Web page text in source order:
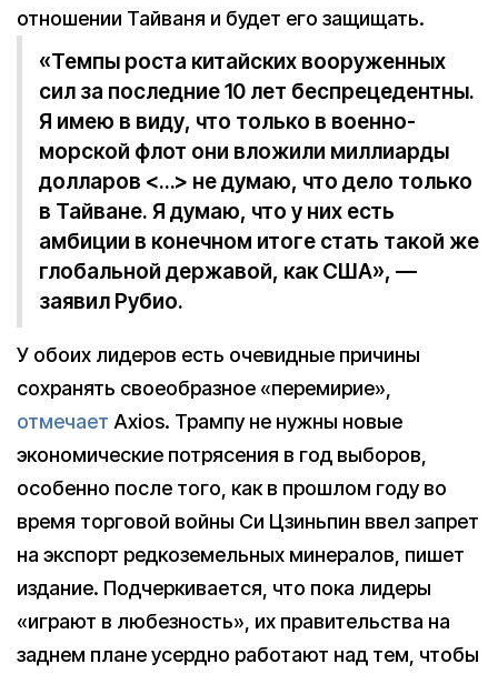
отношении Тайваня и будет его защищать.
«Темпы роста китайских вооруженных
сил за последние 10 лет беспрецедентны.
Я имею в виду, что только в военно-
морской флот они вложили миллиарды
долларов <…> не думаю, что дело только
в Тайване. Я думаю, что у них есть
амбиции в конечном итоге стать такой же
глобальной державой, как США», —
заявил Рубио.
У обоих лидеров есть очевидные причины
сохранять своеобразное «перемирие»,
отмечает Axios. Трампу не нужны новые
экономические потрясения в год выборов,
особенно после того, как в прошлом году во
время торговой войны Си Цзиньпин ввел запрет
на экспорт редкоземельных минералов, пишет
издание. Подчеркивается, что пока лидеры
«играют в любезность», их правительства на
заднем плане усердно работают над тем, чтобы